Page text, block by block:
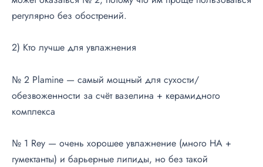
регулярно без обострений.
2) Кто лучше для увлажнения
№ 2 Plamine — самый мощный для сухости/
обезвоженности за счёт вазелина + керамидного
комплекса
№ 1 Rey — очень хорошее увлажнение (много HA +
гумектанты) и барьерные липиды, но без такой